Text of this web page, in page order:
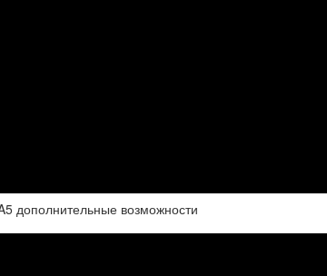
дополнительные возможности